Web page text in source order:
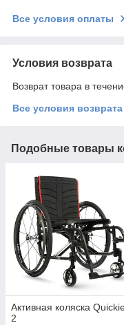
Все условия оплаты
Условия возврата
Возврат товара в
Все условия возврата
Подобные товары
Активная коляска
2